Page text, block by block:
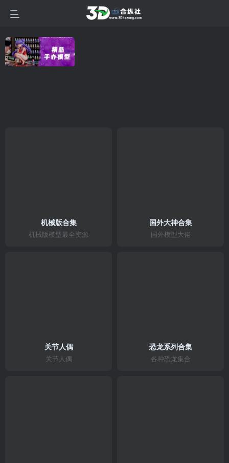
机械版合集
机械版模型最全资源
国外大神合集
国外模型大佬
关节人偶
关节人偶
恐龙系列合集
各种恐龙集合